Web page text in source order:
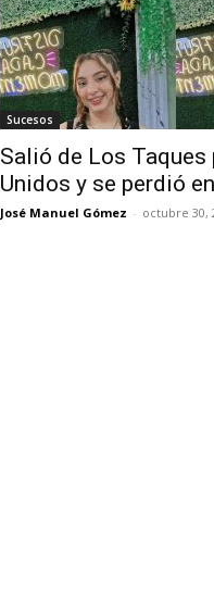
Sucesos
Salió de Los Taques
Unidos y se perdió
José Manuel Gómez - octubre 30,